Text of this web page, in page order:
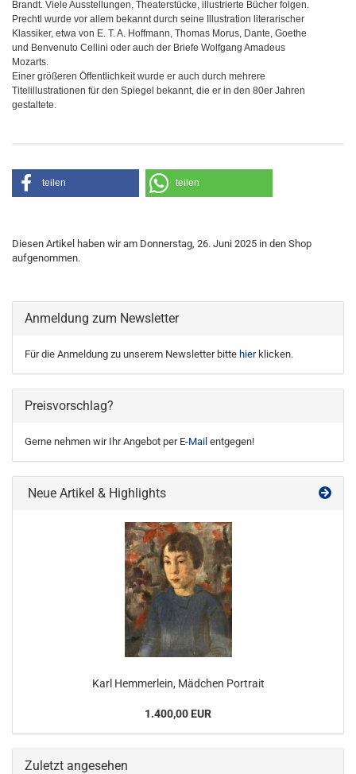
Brandt. Viele Ausstellungen, Theaterstücke, illustrierte Bücher folgen.
Prechtl wurde vor allem bekannt durch seine Illustration literarischer
Klassiker, etwa von E. T. A. Hoffmann, Thomas Morus, Dante, Goethe
und Benvenuto Cellini oder auch der Briefe Wolfgang Amadeus
Mozarts.
Einer größeren Öffentlichkeit wurde er auch durch mehrere
Titelillustrationen für den Spiegel bekannt, die er in den 80er Jahren
gestaltete.
teilen teilen
Diesen Artikel haben wir am Donnerstag, 26. Juni 2025 in den Shop
aufgenommen.
Anmeldung zum Newsletter
Für die Anmeldung zu unserem Newsletter bitte hierklicken.
Preisvorschlag?
Gerne nehmen wir Ihr Angebot per E-Mail entgegen!
Neue Artikel & Highlights
Karl Hemmerlein, Mädchen Portrait
1.400,00 EUR
Zuletzt angesehen